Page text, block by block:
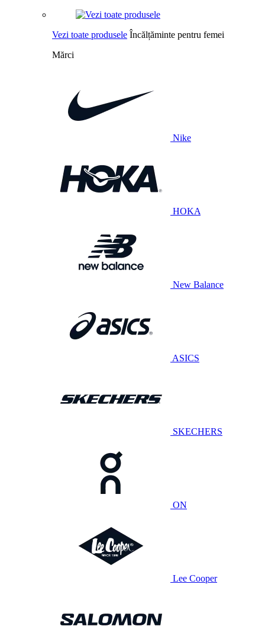
Vezi toate produsele Încălțăminte pentru femei
Mărci
Nike
HOKA
New Balance
ASICS
SKECHERS
ON
Lee Cooper